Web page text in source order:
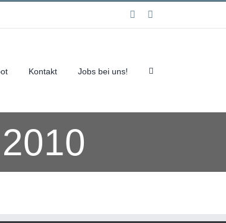
Facebook
Kontakt Jobs bei uns!